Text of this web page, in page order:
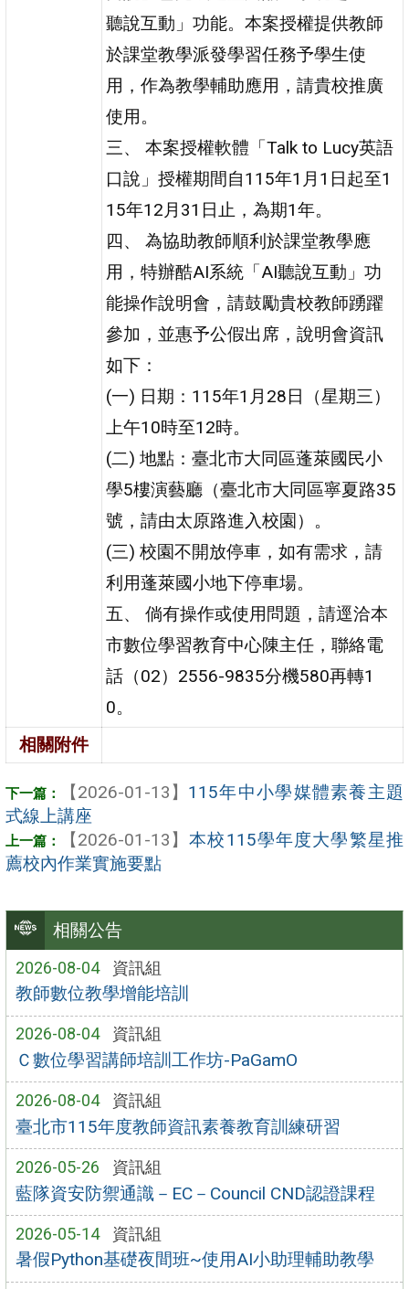
相關公告
2026-08-04 資訊組
教師數位教學增能培訓
2026-08-04 資訊組
Ｃ數位學習講師培訓工作坊-PaGamO
2026-08-04 資訊組
臺北市115年度教師資訊素養教育訓練研習
2026-05-26 資訊組
藍隊資安防禦通識－EC－Council CND認證課程
2026-05-14 資訊組
暑假Python基礎夜間班~使用AI小助理輔助教學
聽說互動」功能。本案授權提供教師
於課堂教學派發學習任務予學生使
用，作為教學輔助應用，請貴校推廣
使用。
三、 本案授權軟體「Talk to Lucy英語
口說」授權期間自115年1月1日起至1
15年12月31日止，為期1年。
四、 為協助教師順利於課堂教學應
用，特辦酷AI系統「AI聽說互動」功
能操作說明會，請鼓勵貴校教師踴躍
參加，並惠予公假出席，說明會資訊
如下：
(一) 日期：115年1月28日（星期三）
上午10時至12時。
(二) 地點：臺北市大同區蓬萊國民小
學5樓演藝廳（臺北市大同區寧夏路35
號，請由太原路進入校園）。
(三) 校園不開放停車，如有需求，請
利用蓬萊國小地下停車場。
五、 倘有操作或使用問題，請逕洽本
市數位學習教育中心陳主任，聯絡電
話（02）2556-9835分機580再轉1
0。
相關附件
【2026-01-13】 115年中小學媒體素養主題
式線上講座
【2026-01-13】 本校115學年度大學繁星推
薦校內作業實施要點